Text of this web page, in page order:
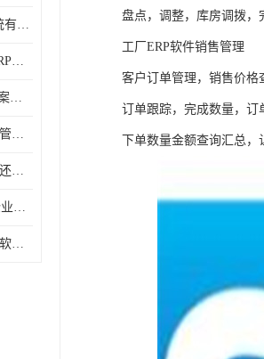
适合化工企业erp管理系统有哪些？分别有哪些优势?
有哪些适合化工企业的ERP管理系统？分别需要多少钱？
SAP化工行业ERP系统方案介绍？SAP实施商，北京奥维奥
适合中小企业的ERP企业管理系统的价格大概是多少？北京奥维奥
除了SAP企业管理系统，还有哪些类似的企业管理软件可以推荐？
能否推荐一些适合中小企业的ERP企业管理软件？北京奥维奥
如何选择适合自己的ERP软件？北京奥维奥
盘点，调整，库房调拨，
工厂ERP软件销售管理
客户订单管理，销售价格
订单跟踪，完成数量，订
下单数量金额查询汇总